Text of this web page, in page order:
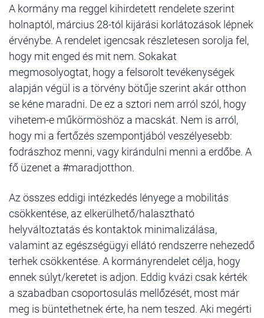
A kormány ma reggel kihirdetett rendelete szerint
holnaptól, március 28-tól kijárási korlátozások lépnek
érvénybe. A rendelet igencsak részletesen sorolja fel,
hogy mit enged és mit nem. Sokakat
megmosolyogtat, hogy a felsorolt tevékenységek
alapján végül is a törvény bötűje szerint akár otthon
se kéne maradni. De ez a sztori nem arról szól, hogy
vihetem-e műkörmöshöz a macskát. Nem is arról,
hogy mi a fertőzés szempontjából veszélyesebb:
fodrászhoz menni, vagy kirándulni menni a erdőbe. A
fő üzenet a #maradjotthon.
Az összes eddigi intézkedés lényege a mobilitás
csökkentése, az elkerülhető/halasztható
helyváltoztatás és kontaktok minimalizálása,
valamint az egészségügyi ellátó rendszerre nehezedő
terhek csökkentése. A kormányrendelet célja, hogy
ennek súlyt/keretet is adjon. Eddig kvázi csak kérték
a szabadban csoportosulás mellőzését, most már
meg is büntethetnek érte, ha nem teszed. Aki megérti